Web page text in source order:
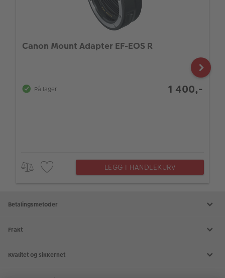
Canon Mount Adapter EF-EOS R
På lager 1 400,-
LEGG I HANDLEKURV
Betalingsmetoder
Frakt
Kvalitet og sikkerhet